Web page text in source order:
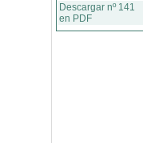
Descargar nº 141
en PDF